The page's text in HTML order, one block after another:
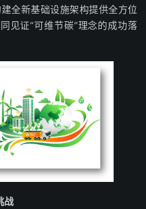
全新基础设施架构提供全方位
见证“可维节碳”理念的成功落
战